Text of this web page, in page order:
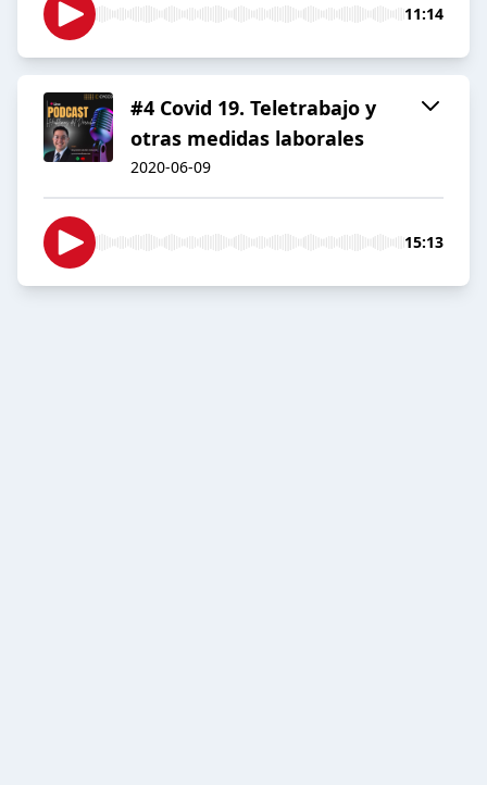
11:14
#4 Covid 19. Teletrabajo y
otras medidas laborales
2020-06-09
15:13